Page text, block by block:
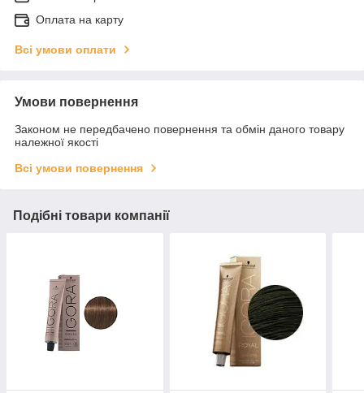
Оплата на карту
Всі умови оплати
Умови повернення
Законом не передбачено повернення та обмін даного товару
належної якості
Всі умови повернення
Подібні товари компанії